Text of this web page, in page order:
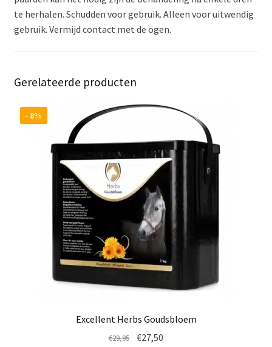
te herhalen. Schudden voor gebruik. Alleen voor uitwendig
gebruik. Vermijd contact met de ogen.
Gerelateerde producten
Excellent Herbs Goudsbloem
- 8%
€29,95
Oorspronkelijke
€27,50